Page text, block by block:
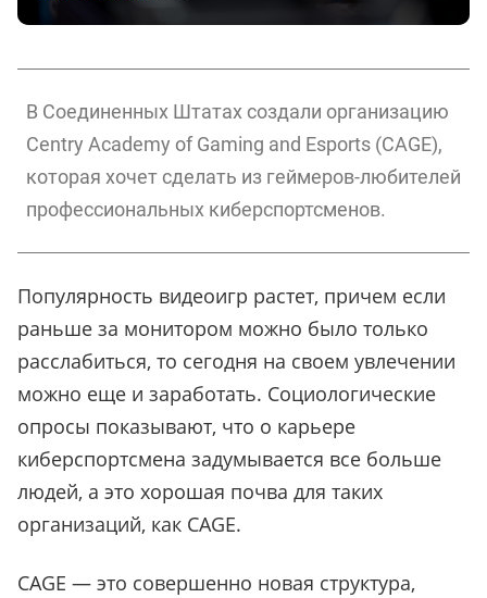
В Соединенных Штатах создали организацию
Centry Academy of Gaming and Esports (CAGE),
которая хочет сделать из геймеров-любителей
профессиональных киберспортсменов.
Популярность видеоигр растет, причем если
раньше за монитором можно было только
расслабиться, то сегодня на своем увлечении
можно еще и заработать. Социологические
опросы показывают, что о карьере
киберспортсмена задумывается все больше
людей, а это хорошая почва для таких
организаций, как CAGE.
CAGE — это совершенно новая структура,